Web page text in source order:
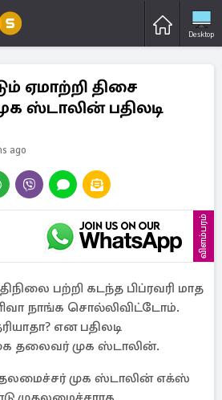
Desktop
ஏமாற்றி திசை
ஸ்டாலின் பதிலடி
ago
விளம்பரம்
பற்றி கடந்த பிப்ரவரி மாத
நாங்க சொல்லிவிட்டோம்.
என பதிலடி
தலைவர் முக ஸ்டாலின்.
முக ஸ்டாலின் எக்ஸ்